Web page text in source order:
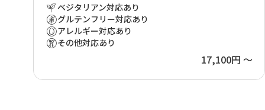
ベジタリアン対応あり
グルテンフリー対応あり
アレルギー対応あり
その他対応あり
17,100円 ～